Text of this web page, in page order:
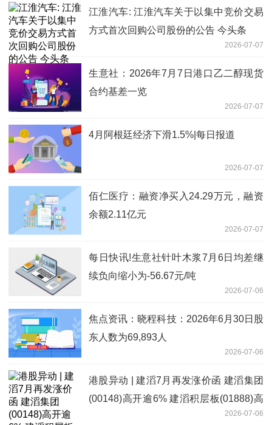
江淮汽车: 江淮汽车关于以集中竞价交易
方式首次回购公司股份的公告 今头条
2026-07-07
生意社：2026年7月7日港口乙二醇现货
合约基差一览
2026-07-07
4月阿根廷经济下滑1.5%|每日报道
2026-07-07
佰仁医疗：融资净买入24.29万元，融资
余额2.11亿元
2026-07-07
每日快讯!生意社针叶木浆7月6日均差继
续负向缩小为-56.67元/吨
2026-07-06
焦点资讯：晓程科技：2026年6月30日股
东人数为69,893人
2026-07-06
港股异动 | 建滔7月再发涨价函 建滔集团
(00148)高开逾6% 建滔积层板(01888)高
2026-07-06